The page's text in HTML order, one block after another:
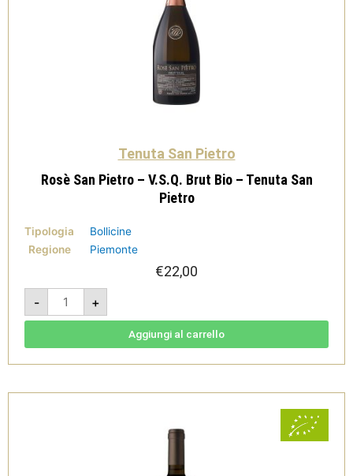
Tenuta San Pietro
Rosè San Pietro – V.S.Q. Brut Bio – Tenuta San
Pietro
Tipologia
Bollicine
Regione
Piemonte
€22,00
-
Rosè
San
Pietro
-
-
Pietro
+
Aggiungi al carrello